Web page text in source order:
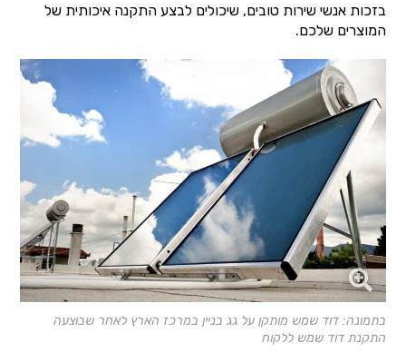
בזכות אנשי שירות טובים, שיכולים לבצע התקנה איכותית של
המוצרים שלכם.
בתמונה: דוד שמש מותקן על גג בניין במרכז הארץ לאחר שבוצעה
התקנת דוד שמש ללקוח